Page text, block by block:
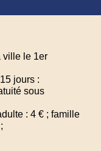
ville le 1er
jours :
sous
: 4 € ; famille